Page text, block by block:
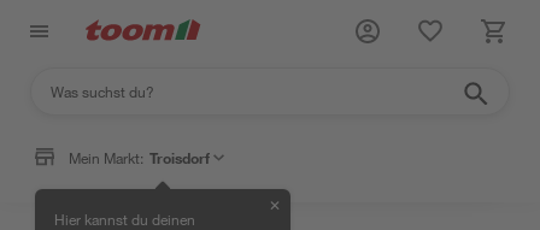
Mein Markt: Troisdorf
Hier kannst du deinen
✕